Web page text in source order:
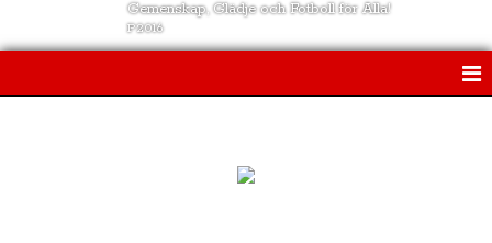
Gemenskap, Glädje och Fotboll för Alla!
P2016